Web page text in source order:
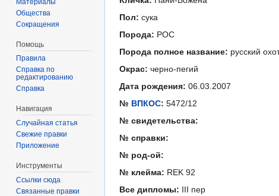
Пол: cука
Порода: РОС
Порода полное название: русский
Окрас: черно-пегий
Дата рождения: 06.03.2007
№ ВПКОС: 5472/12
№ свидетельства:
№ справки:
№ род-ой:
№ клейма: REK 92
Все дипломы: III пер
Общества
Сокращения
Помощь
Правила
Справка по
редактированию
Справка
Навигация
Случайная статья
Свежие правки
Приложение
Инструменты
Ссылки сюда
Связанные правки